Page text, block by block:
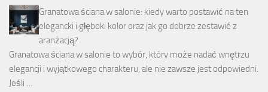
Granatowa ściana w salonie: kiedy warto postawić na ten
elegancki i głęboki kolor oraz jak go dobrze zestawić z
aranżacją?
Granatowa ściana w salonie to wybór, który może nadać wnętrzu
elegancji i wyjątkowego charakteru, ale nie zawsze jest odpowiedni.
Jeśli …